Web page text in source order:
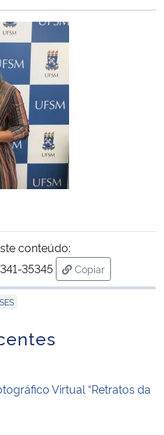
e Comunicações
Humanos
conteúdo:
35345
Copiar
para área de
Virtual “Retratos da